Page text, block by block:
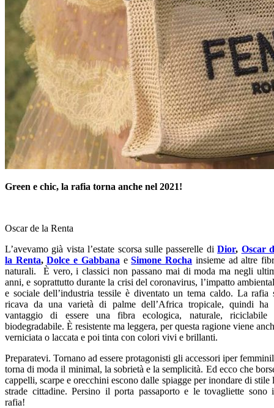
Green e chic, la rafia torna anche nel 2021!
Oscar de la Renta
L’avevamo già vista l’estate scorsa sulle passerelle diDior, Oscar
la Renta,Dolce e Gabbana eSimone Rocha insieme ad altre
naturali. È vero, i classici non passano mai di moda ma negli
anni, e soprattutto durante la crisi del coronavirus, l’impatto
e sociale dell’industria tessile è diventato un tema caldo. La rafia
ricava da una varietà di palme dell’Africa tropicale, quindi ha
vantaggio di essere una fibra ecologica, naturale, riciclabile
biodegradabile. È resistente ma leggera, per questa ragione viene
verniciata o laccata e poi tinta con colori vivi e brillanti.
Preparatevi. Tornano ad essere protagonisti gli accessori iper
torna di moda il minimal, la sobrietà e la semplicità. Ed ecco che
cappelli, scarpe e orecchini escono dalle spiagge per inondare di stile
strade cittadine. Persino il porta passaporto e le tovagliette sono
rafia!